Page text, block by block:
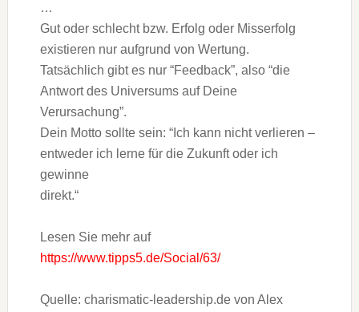
…
Gut oder schlecht bzw. Erfolg oder Misserfolg
existieren nur aufgrund von Wertung.
Tatsächlich gibt es nur “Feedback”, also “die
Antwort des Universums auf Deine
Verursachung”.
Dein Motto sollte sein: “Ich kann nicht verlieren –
entweder ich lerne für die Zukunft oder ich
gewinne
direkt.“
Lesen Sie mehr auf
https://www.tipps5.de/Social/63/
Quelle: charismatic-leadership.de von Alex